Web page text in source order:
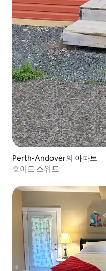
Perth-Andover의 아파트
호이트 스위트